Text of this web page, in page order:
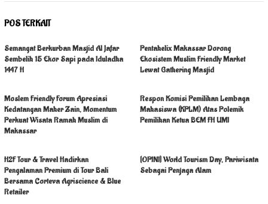
POS TERKAIT
Semangat Berkurban Masjid Al Jafar
Sembelih 15 Ekor Sapi pada Iduladha
1447 H
Pentahelix Makassar Dorong
Ekosistem Muslim Friendly Market
Lewat Gathering Masjid
Moslem Friendly Forum Apresiasi
Kedatangan Maher Zain, Momentum
Perkuat Wisata Ramah Muslim di
Makassar
Respon Komisi Pemilihan Lembaga
Mahasiswa (KPLM) Atas Polemik
Pemilihan Ketua BEM FH UMI
H2F Tour & Travel Hadirkan
Pengalaman Premium di Tour Bali
Bersama Corteva Agriscience & Blue
Retailer
[OPINI] World Tourism Day, Pariwisata
Sebagai Penjaga Alam